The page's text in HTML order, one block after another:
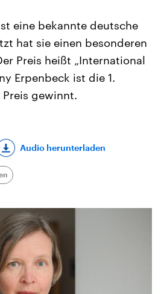
eine bekannte deutsche
hat sie einen besonderen
Preis heißt „International
Erpenbeck ist die 1.
gewinnt.
Audio herunterladen